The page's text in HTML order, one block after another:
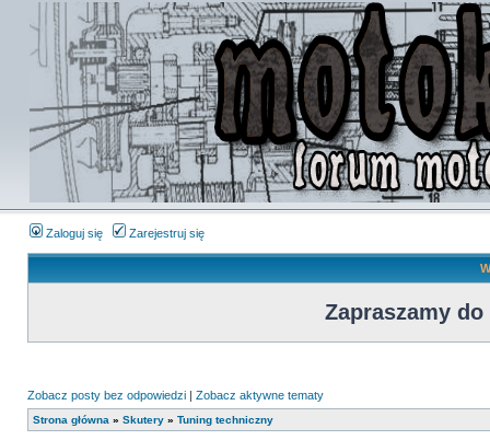
Zaloguj się Zarejestruj się
Zapraszamy do
Zobacz posty bez odpowiedzi | Zobacz aktywne tematy
Strona główna » Skutery » Tuning techniczny